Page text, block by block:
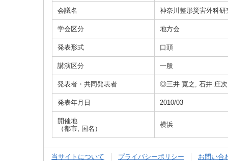
会議名 神奈川整形災害外科研
学会区分 地方会
発表形式 口頭
講演区分 一般
発表者・共同発表者 ◎三井 寛之, 石井 庄
発表年月日 2010/03
開催地
（都市, 国名）
横浜
当サイトについて プライバシーポリシー お問い合